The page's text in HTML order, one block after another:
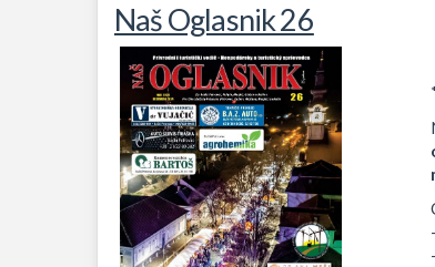
Naš Oglasnik 26